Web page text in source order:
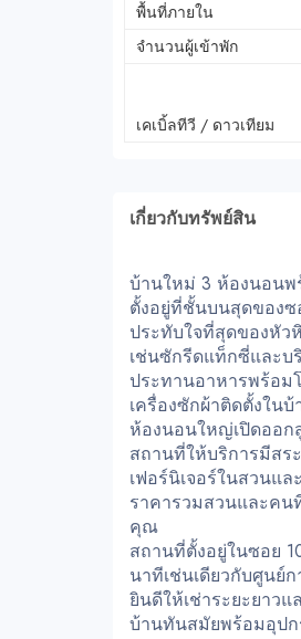
พื้นที่ภายใน
จำนวนผู้เข้าพัก
เคเบิ้ลทีวี / ดาวเทียม
เกี่ยวกับทรัพย์สิน
บ้านใหม่ 3 ห้องนอนพ
ตั้งอยู่ที่ชั้นบนสุดของซ
ประทับใจที่สุดของหั
เช่นซักรีดแท็กซี่และบ
ประทานอาหารพร้อม
เครื่องซักผ้าติดตั้งใน
ห้องนอนใหญ่เปิดออก
สถานที่ให้บริการมีสร
เฟอร์นิเจอร์ในสวนแ
ราคารวมสวนและคน
คุณ
สถานที่ตั้งอยู่ในซอย
นาทีเช่นเดียวกับศูนย์
ยินดีให้เช่าระยะยาว
บ้านทันสมัยพร้อมอุปก